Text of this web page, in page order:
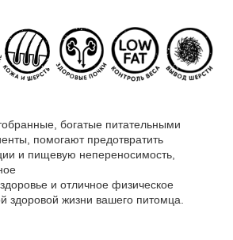
богатые питательными
помогают предотвратить
и пищевую непереносимость,
и отличное физическое
здоровой жизни вашего питомца.